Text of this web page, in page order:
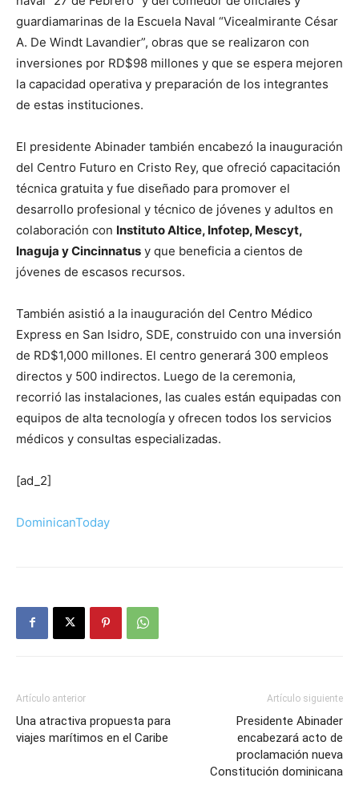
guardiamarinas de la Escuela Naval “Vicealmirante César
A. De Windt Lavandier”, obras que se realizaron con
inversiones por RD$98 millones y que se espera mejoren
la capacidad operativa y preparación de los integrantes
de estas instituciones.
El presidente Abinader también encabezó la inauguración
del Centro Futuro en Cristo Rey, que ofreció capacitación
técnica gratuita y fue diseñado para promover el
desarrollo profesional y técnico de jóvenes y adultos en
colaboración con Instituto Altice, Infotep, Mescyt,
Inaguja y Cincinnatus y que beneficia a cientos de
jóvenes de escasos recursos.
También asistió a la inauguración del Centro Médico
Express en San Isidro, SDE, construido con una inversión
de RD$1,000 millones. El centro generará 300 empleos
directos y 500 indirectos. Luego de la ceremonia,
recorrió las instalaciones, las cuales están equipadas con
equipos de alta tecnología y ofrecen todos los servicios
médicos y consultas especializadas.
[ad_2]
DominicanToday
Artículo anterior
Una atractiva propuesta para
viajes marítimos en el Caribe
Artículo siguiente
Presidente Abinader
encabezará acto de
proclamación nueva
Constitución dominicana